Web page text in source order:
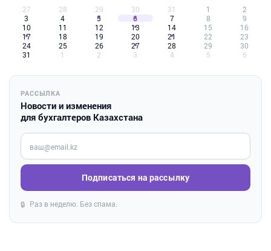
27 28 29 30 31 1
2
3
4 5 6 7 8
9
10
11 12 13 14 15
16
17
18 19 20 21 22
23
24
25 26 27 28 29
30
31
1 2 3 4 5 6
РАССЫЛКА
Новости и изменения
для бухгалтеров Казахстана
Введите ваш e-mail
Подписаться на рассылку
🔒 Раз в неделю. Без спама.